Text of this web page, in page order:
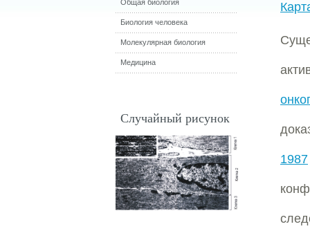
1987
Общая биология
Биология человека
Молекулярная биология
Медицина
Случайный рисунок